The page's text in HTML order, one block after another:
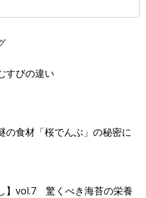
すびの違い
の食材「桜でんぶ」の秘密に
】vol.7 驚くべき海苔の栄養